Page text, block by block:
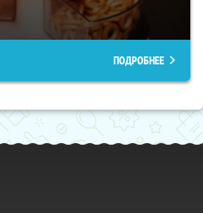
ПОДРОБНЕЕ